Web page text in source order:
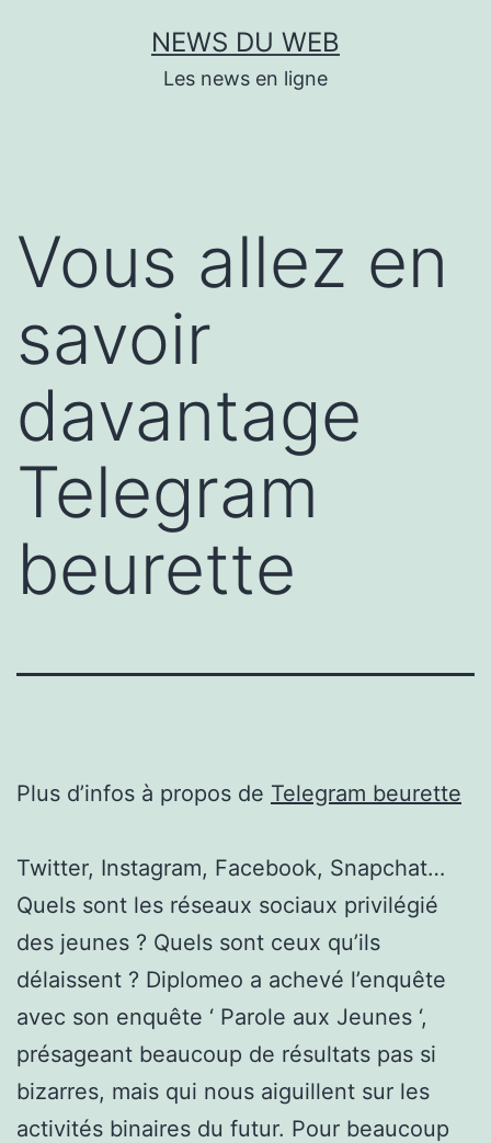
NEWS DU WEB
Les news en ligne
Vous allez en
savoir
davantage
Telegram
beurette
Plus d’infos à propos de Telegram beurette
Twitter, Instagram, Facebook, Snapchat…
Quels sont les réseaux sociaux privilégié
des jeunes ? Quels sont ceux qu’ils
délaissent ? Diplomeo a achevé l’enquête
avec son enquête ‘ Parole aux Jeunes ‘,
présageant beaucoup de résultats pas si
bizarres, mais qui nous aiguillent sur les
activités binaires du futur. Pour beaucoup